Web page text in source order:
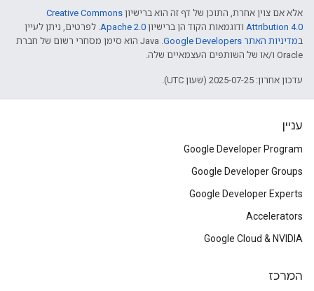
אלא אם צוין אחרת, התוכן של דף זה הוא ברישיון Creative Commons
Attribution 4.0 ודוגמאות הקוד הן ברישיון Apache 2.0. לפרטים, ניתן לעיין
במדיניות האתר Google Developers‏
.‏ Java הוא סימן מסחרי רשום של חברת
Oracle ו/או של השותפים העצמאיים שלה.
עדכון אחרון: 2025-07-25 (שעון UTC).
עניין
Google Developer Program
Google Developer Groups
Google Developer Experts
Accelerators
Google Cloud & NVIDIA
המרכז